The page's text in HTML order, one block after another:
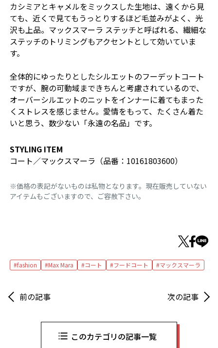
カシミアとキャメルをミックスした生地は、遠くから見
ても、近くで見てもうっとりするほど毛並みがよく、光
沢も上品。マックスマーラ ステッチと呼ばれる、繊細な
ステッチのトリミングもアクセントとして効いていま
す。
全体的にゆったりとしたシルエットのフーデットコート
ですが、腕の可動域まできちんと考慮されているので、
オーバーシルエットのニットをインナーに着てもまった
くストレスを感じません。愛情をもって、たくさん着た
いと思う、数少ない「永遠の名品」です。
STYLING ITEM
コート／マックスマーラ（品番：10161803600）
※価格の表記がないものは私物となります。現在販売していない
アイテムもございますので、ご容赦下さい。
fashion Max Mara コート フードコート マックスマーラ
前の記事 次の記事
このカテゴリの記事一覧